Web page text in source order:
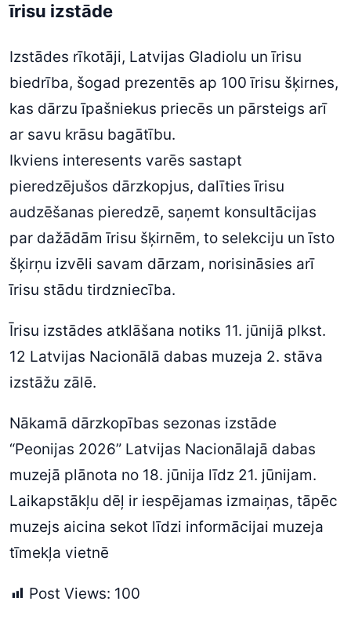
īrisu izstāde
Izstādes rīkotāji, Latvijas Gladiolu un īrisu
biedrība, šogad prezentēs ap 100 īrisu šķirnes,
kas dārzu īpašniekus priecēs un pārsteigs arī
ar savu krāsu bagātību.
Ikviens interesents varēs sastapt
pieredzējušos dārzkopjus, dalīties īrisu
audzēšanas pieredzē, saņemt konsultācijas
par dažādām īrisu šķirnēm, to selekciju un īsto
šķirņu izvēli savam dārzam, norisināsies arī
īrisu stādu tirdzniecība.
Īrisu izstādes atklāšana notiks 11. jūnijā plkst.
12 Latvijas Nacionālā dabas muzeja 2. stāva
izstāžu zālē.
Nākamā dārzkopības sezonas izstāde
“Peonijas 2026” Latvijas Nacionālajā dabas
muzejā plānota no 18. jūnija līdz 21. jūnijam.
Laikapstākļu dēļ ir iespējamas izmaiņas, tāpēc
muzejs aicina sekot līdzi informācijai muzeja
tīmekļa vietnē
Post Views: 100